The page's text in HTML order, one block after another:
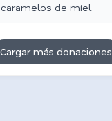
de miel
Cargar más donaciones